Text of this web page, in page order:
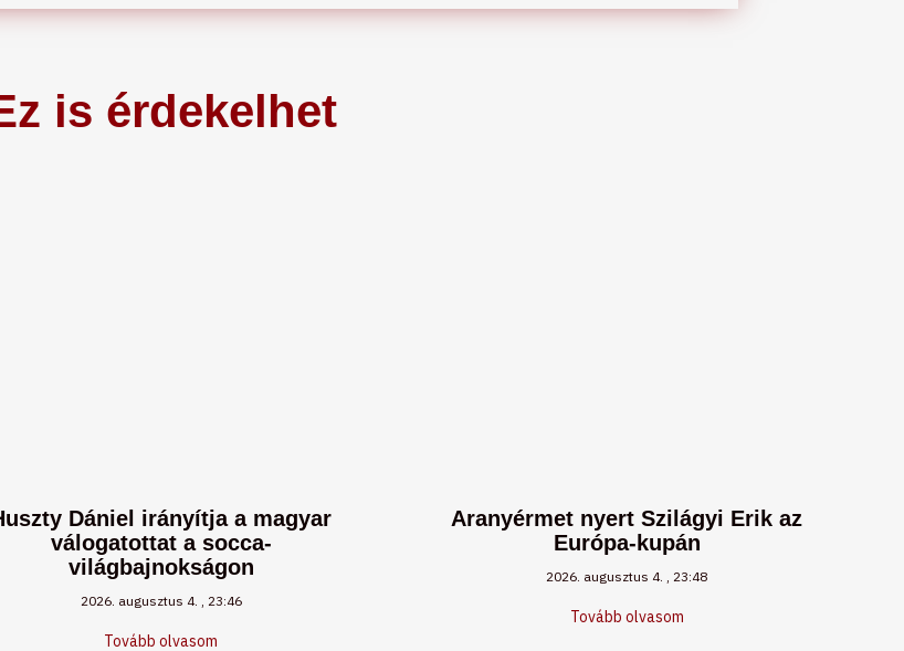
is érdekelhet
Dániel irányítja a magyar
válogatottat a socca-
világbajnokságon
2026. augusztus 4. 23:46
Tovább olvasom
Aranyérmet nyert Szilágyi Erik az
Európa-kupán
2026. augusztus 4. 23:48
Tovább olvasom